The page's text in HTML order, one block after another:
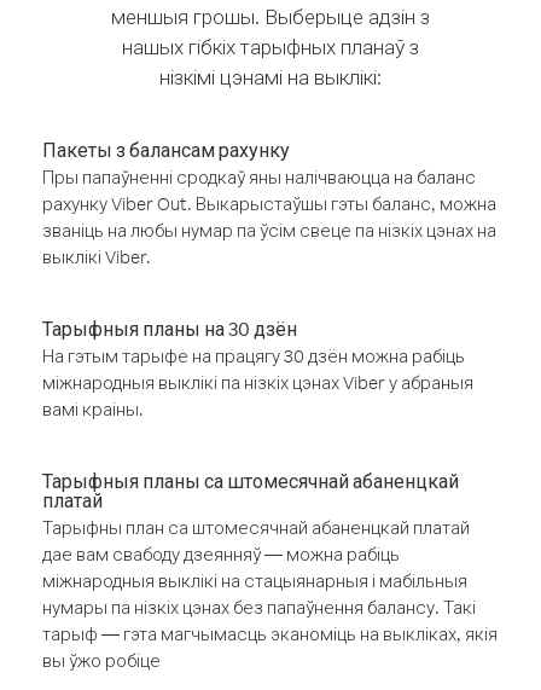
меншыя грошы. Выберыце адзін з
нашых гібкіх тарыфных планаў з
нізкімі цэнамі на выклікі:
Пакеты з балансам рахунку
Пры папаўненні сродкаў яны налічваюцца на баланс
рахунку Viber Out. Выкарыстаўшы гэты баланс, можна
званіць на любы нумар па ўсім свеце па нізкіх цэнах на
выклікі Viber.
Тарыфныя планы на 30 дзён
На гэтым тарыфе на працягу 30 дзён можна рабіць
міжнародныя выклікі па нізкіх цэнах Viber у абраныя
вамі краіны.
Тарыфныя планы са штомесячнай абаненцкай
платай
Тарыфны план са штомесячнай абаненцкай платай
дае вам свабоду дзеянняў — можна рабіць
міжнародныя выклікі на стацыянарныя і мабільныя
нумары па нізкіх цэнах без папаўнення балансу. Такі
тарыф — гэта магчымасць эканоміць на выкліках, якія
вы ўжо робіце